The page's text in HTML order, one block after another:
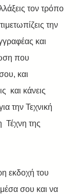
τον τρόπο
την
και
που
και
και κάνεις
την Τεχνική
Τέχνη της
εκδοχή του
σου και να